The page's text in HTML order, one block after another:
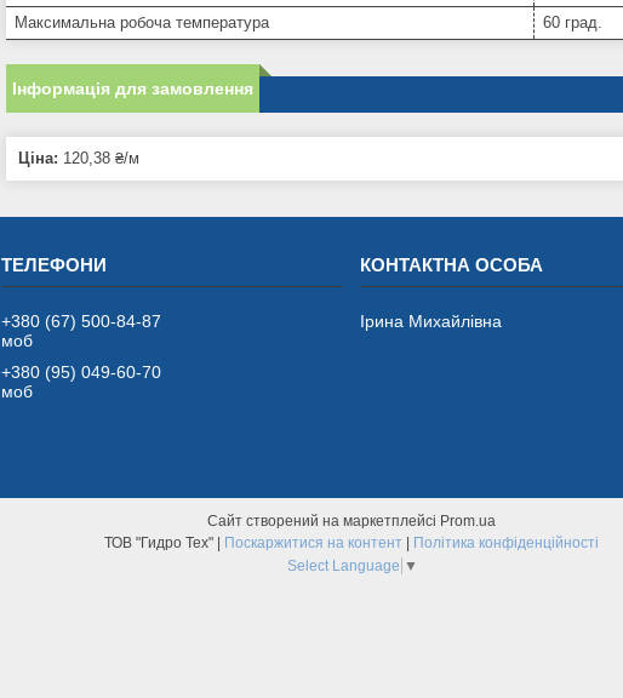
Максимальна робоча температура
60 град.
Інформація для замовлення
Ціна: 120,38 ₴/м
+380 (67) 500-84-87
моб
+380 (95) 049-60-70
моб
Ірина Михайлівна
Сайт створений на маркетплейсі Prom.ua
ТОВ "Гидро Тех" | Поскаржитися на контент | Політика конфіденційності
Select Language ▼